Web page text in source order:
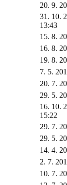
20. 9.
31. 10.
13:43
15. 8.
16. 8.
19. 8.
7. 5.
20. 7.
29. 5.
16. 10.
15:22
29. 7.
29. 5.
14. 4.
2. 7.
10. 7.